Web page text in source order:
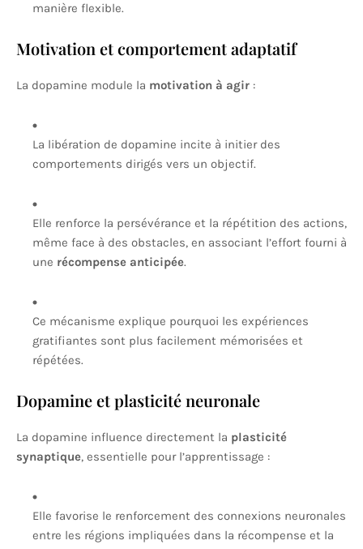
manière flexible.
Motivation et comportement adaptatif
La dopamine module la motivation à agir :
La libération de dopamine incite à initier des
comportements dirigés vers un objectif.
Elle renforce la persévérance et la répétition des actions,
même face à des obstacles, en associant l’effort fourni à
une récompense anticipée.
Ce mécanisme explique pourquoi les expériences
gratifiantes sont plus facilement mémorisées et
répétées.
Dopamine et plasticité neuronale
La dopamine influence directement la plasticité
synaptique, essentielle pour l’apprentissage :
Elle favorise le renforcement des connexions neuronales
entre les régions impliquées dans la récompense et la